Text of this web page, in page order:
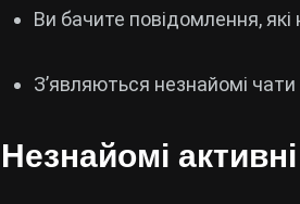
Ви бачите повідомлення,
З’являються незнайомі
Незнайомі активні